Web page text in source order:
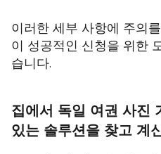
이러한 세부 사항에 주의
이 성공적인 신청을 위한
습니다.
집에서 독일 여권 사진
있는 솔루션을 찾고 계